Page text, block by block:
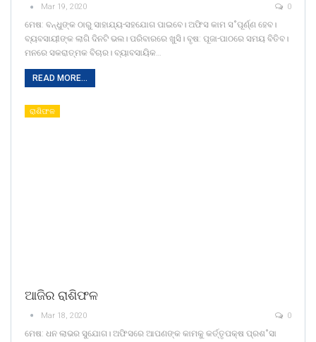
Mar 19, 2020 0
ମେଷ: ବନ୍ଧୁଙ୍କ ଠାରୁ ସାହାଯ୍ୟ-ସହଯୋଗ ପାଇବେ। ଅଫିସ କାମ ସ˚ପୂର୍ଣ୍ଣ ହେବ।
ବ୍ୟବସାୟୀଙ୍କ ଲାଗି ଦିନଟି ଭଲ। ପରିବାରରେ ଖୁସି। ବୃଷ: ପୂଜା-ପାଠରେ ସମୟ ବିତିବ।
ମନରେ ସକରାତ୍ମକ ବିଚାର। ବ୍ୟାବସାୟିକ…
READ MORE...
ରାଶିଫଳ
ଆଜିର ରାଶିଫଳ
Mar 18, 2020 0
ମେଷ: ଧନ ଲାଭର ସୁଯୋଗ। ଅଫିସରେ ଆପଣଙ୍କ କାମକୁ କର୍ତ୍ତୃପକ୍ଷ ପ୍ରଶ˚ସା